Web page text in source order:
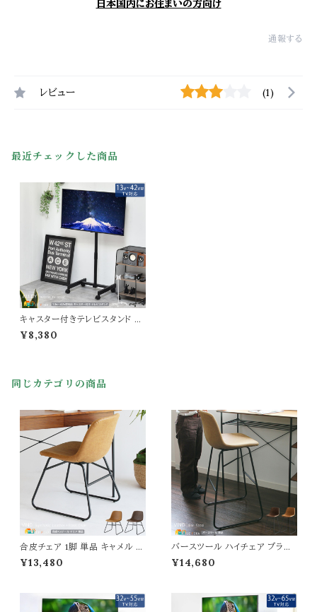
日本国内にお住まいの方向け
通報する
レビュー (1)
最近チェックした商品
キャスター付きテレビスタンド 48
cm幅 ブラック ホワイト テレビス
タンド TVスタンド 高さ調節 お
き キャスター脚 アジャスター脚
¥8,380
同じカテゴリの商品
合皮チェア 1脚 単品 キャメル ブ
ラウン 茶色 合成皮革 合皮椅子
ワークチェア 幅49cm 奥行57c
北欧 ダイニングチェア アームレ
¥13,480
バースツール ハイチェア ブラウ
ン キャメル バーチェア カウンタ
ーチェア 合皮チェア 幅49cm
れ 北欧 椅子 バーの椅子 チェア
¥14,680